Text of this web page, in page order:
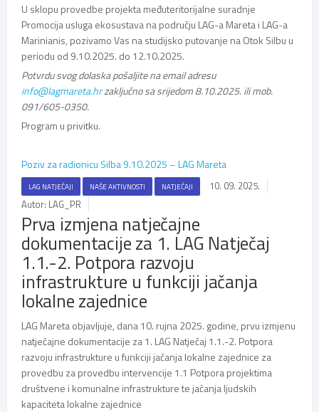
U sklopu provedbe projekta međuteritorijalne suradnje
Promocija usluga ekosustava na području LAG-a Mareta i LAG-a
Marinianis, pozivamo Vas na studijsko putovanje na Otok Silbu u
periodu od 9.10.2025. do 12.10.2025.
Potvrdu svog dolaska pošaljite na email adresu
info@lagmareta.hrzaključno sa srijedom 8.10.2025. ili mob.
091/605-0350.
Program u privitku.
Poziv za radionicu Silba 9.10.2025 – LAG Mareta
LAG NATJEČAJI NAŠE AKTIVNOSTI NATJEČAJI
10. 09. 2025.
Autor: LAG_PR
Prva izmjena natječajne
dokumentacije za 1. LAG Natječaj
1.1.-2. Potpora razvoju
infrastrukture u funkciji jačanja
lokalne zajednice
LAG Mareta objavljuje, dana 10. rujna 2025. godine, prvu izmjenu
natječajne dokumentacije za 1. LAG Natječaj 1.1.-2. Potpora
razvoju infrastrukture u funkciji jačanja lokalne zajednice za
provedbu za provedbu intervencije 1.1 Potpora projektima
društvene i komunalne infrastrukture te jačanja ljudskih
kapaciteta lokalne zajednice